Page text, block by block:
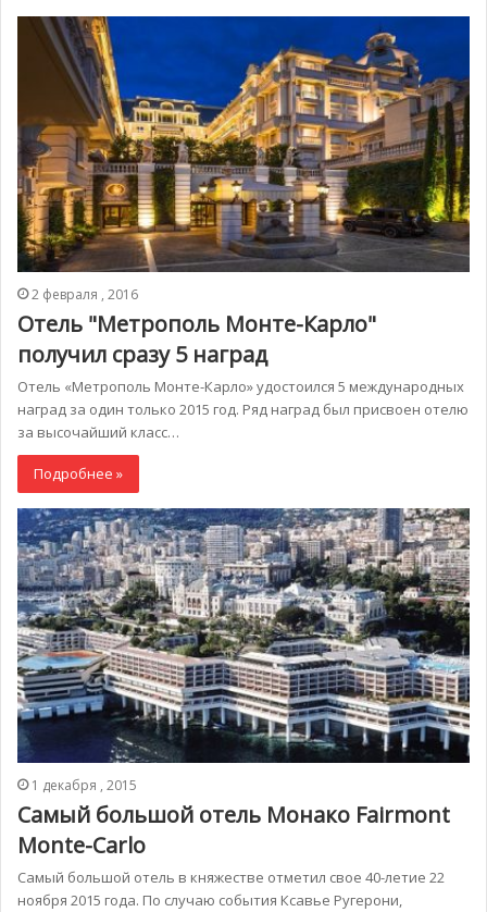
2 февраля , 2016
Отель "Метрополь Монте-Карло"
получил сразу 5 наград
Отель «Метрополь Монте-Карло» удостоился 5 международных
наград за один только 2015 год. Ряд наград был присвоен отелю
за высочайший класс…
Подробнее »
1 декабря , 2015
Самый большой отель Монако Fairmont
Monte-Carlo
Самый большой отель в княжестве отметил свое 40-летие 22
ноября 2015 года. По случаю события Ксавье Ругерони,